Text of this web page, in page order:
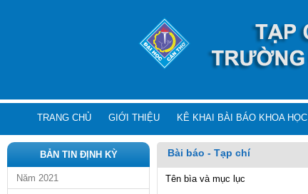
TRANG CHỦ GIỚI THIỆU KÊ KHAI BÀI BÁO KHOA HỌC
BẢN TIN ĐỊNH KỲ
Năm 2021
Bài báo - Tạp chí
Tên bìa và mục lục